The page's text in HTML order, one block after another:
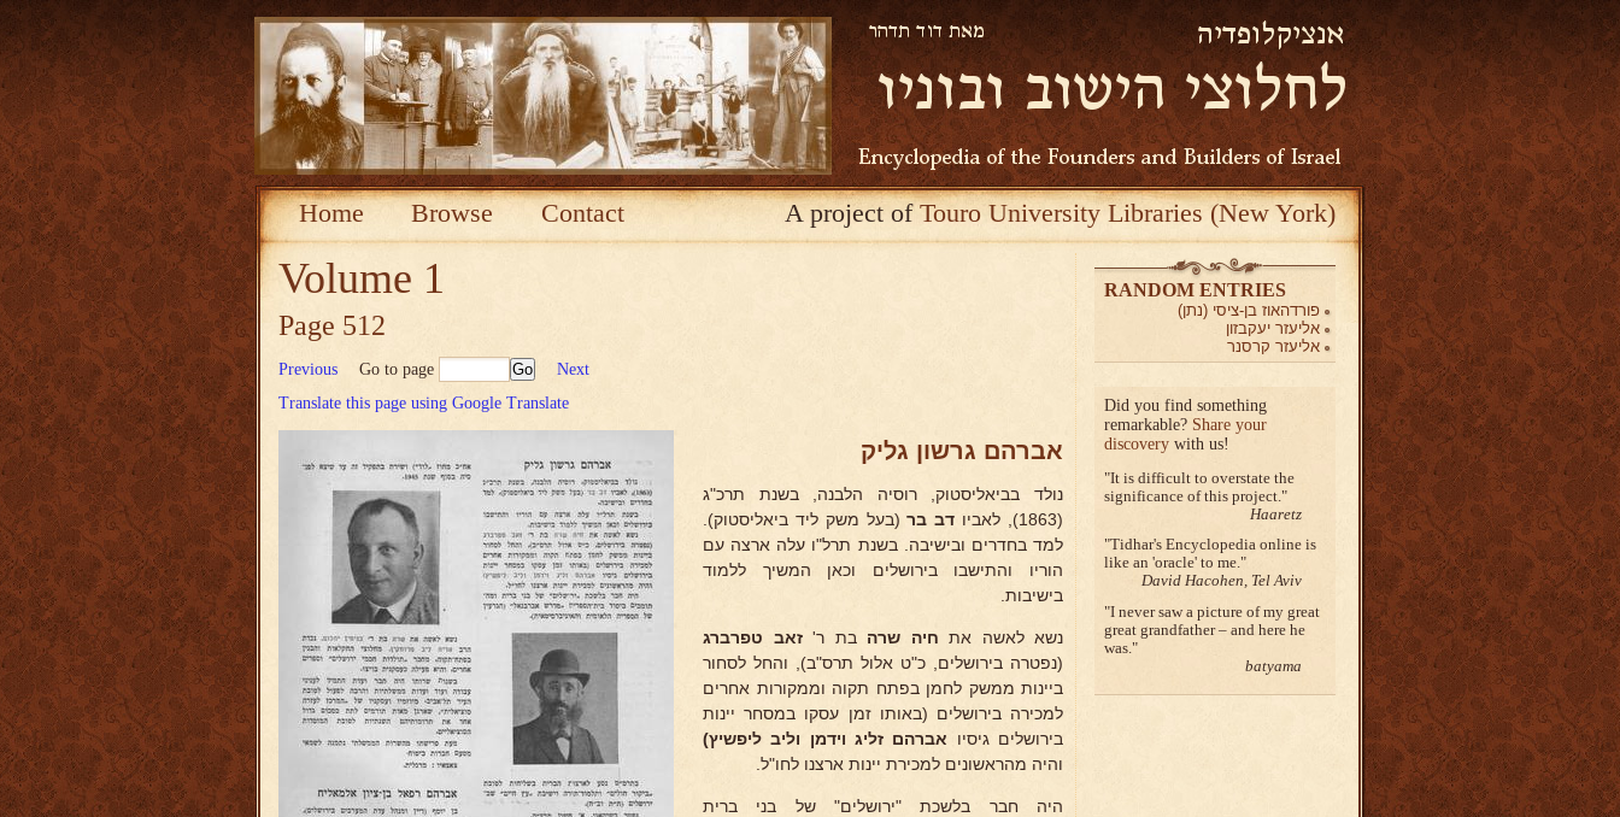
Home Browse Contact A project ofTouro University Libraries (New York)
Volume 1
Page 512
Previous Go to page
Next
Translate this page using Google Translate
אברהם גרשון גליק
נולד בביאליסטוק, רוסיה הלבנה, בשנת תרכ"ג
(1863), לאביו
דב בר(בעל משק ליד ביאליסטוק).
למד בחדרים ובישיבה. בשנת תרל"ו עלה ארצה עם
הוריו והתישבו בירושלים וכאן המשיך ללמוד
בישיבות.
נשא לאשה את חיה שרה בת ר' זאב טפרברג
(נפטרה בירושלים, כ"ט אלול תרס"ב), והחל לסחור
ביינות ממשק לחמן בפתח תקוה וממקורות אחרים
למכירה בירושלים (באותו זמן עסקו במסחר יינות
בירושלים גיסיו אברהם זליג וידמן וליב ליפשיץ)
והיה מהראשונים למכירת יינות ארצנו לחו"ל.
היה חבר בלשכת "ירושלים" של בני ברית
RANDOM ENTRIES
פורדהאוז בן-ציסי (נתן)
אליעזר יעקבזון
אליעזר קרסנר
Did you find something
remarkable? Share your
discovery with us!
It is difficult to overstate the
significance of this project.
Haaretz
Tidhar's Encyclopedia online is
like an 'oracle' to me.
David Hacohen, Tel Aviv
I never saw a picture of my great
great grandfather – and here he
was.
batyama